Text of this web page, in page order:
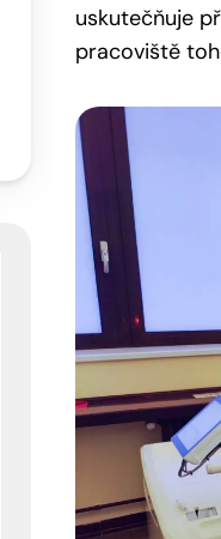
uskutečňuje
pracoviště